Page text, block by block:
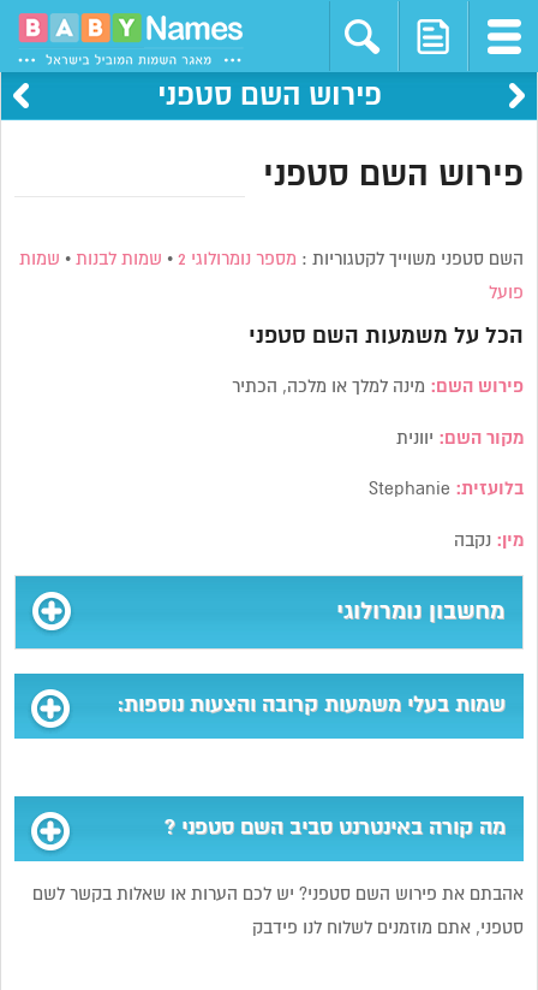
פירוש השם סטפני
פירוש השם סטפני
השם סטפני משוייך לקטגוריות : מספר נומרולוגי 2 • שמות לבנות • שמות
פועל
הכל על משמעות השם סטפני
פירוש השם: מינה למלך או מלכה, הכתיר
מקור השם: יוונית
בלועזית:
מין: נקבה
מחשבון נומרולוגי
שמות בעלי משמעות קרובה והצעות נוספות:
מה קורה באינטרנט סביב השם סטפני ?
אהבתם את פירוש השם סטפני? יש לכם הערות או שאלות בקשר לשם
סטפני, אתם מוזמנים לשלוח לנו פידבק